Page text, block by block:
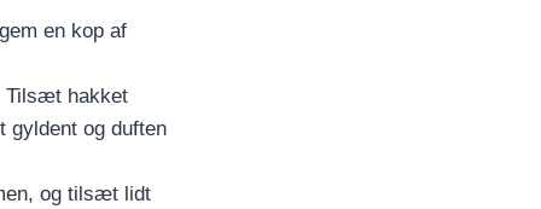
en kop af
Tilsæt hakket
gyldent og duften
og tilsæt lidt